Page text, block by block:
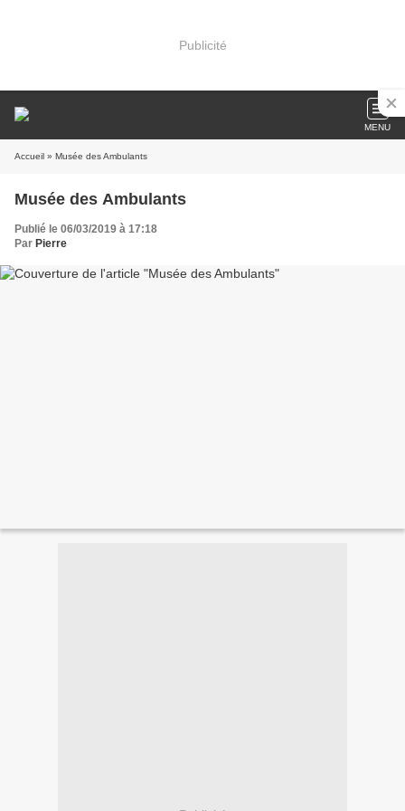
Publicité
MENU
Accueil » Musée des Ambulants
Musée des Ambulants
Publié le 06/03/2019 à 17:18
Par Pierre